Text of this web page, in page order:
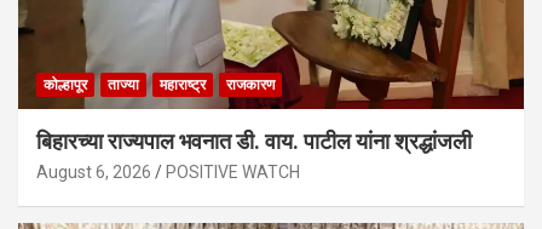
कोल्हापूर ताज्या महाराष्ट्र राजकारण
बिहारच्या राज्यपाल भवनात डी. वाय. पाटील यांना श्रद्धांजली
August 6, 2026 POSITIVE WATCH